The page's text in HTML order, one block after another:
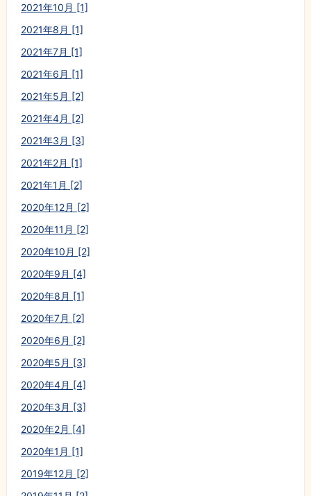
2021年10月 [1]
2021年8月 [1]
2021年7月 [1]
2021年6月 [1]
2021年5月 [2]
2021年4月 [2]
2021年3月 [3]
2021年2月 [1]
2021年1月 [2]
2020年12月 [2]
2020年11月 [2]
2020年10月 [2]
2020年9月 [4]
2020年8月 [1]
2020年7月 [2]
2020年6月 [2]
2020年5月 [3]
2020年4月 [4]
2020年3月 [3]
2020年2月 [4]
2020年1月 [1]
2019年12月 [2]